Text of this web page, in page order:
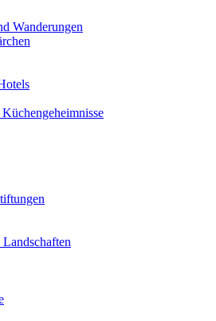
Wanderungen